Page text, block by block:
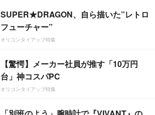
SUPER★DRAGON、自ら描いた”レトロ
フューチャー”
オリコンタイアップ特集
【驚愕】メーカー社員が推す「10万円
台」神コスパPC
オリコンタイアップ特集